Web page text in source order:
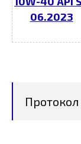
06.2023